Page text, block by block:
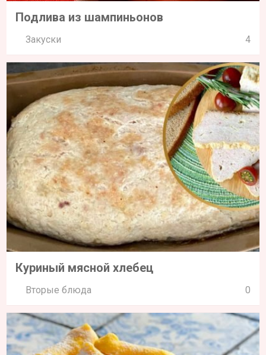
Подлива из шампиньонов
Закуски 4
Куриный мясной хлебец
Вторые блюда 0